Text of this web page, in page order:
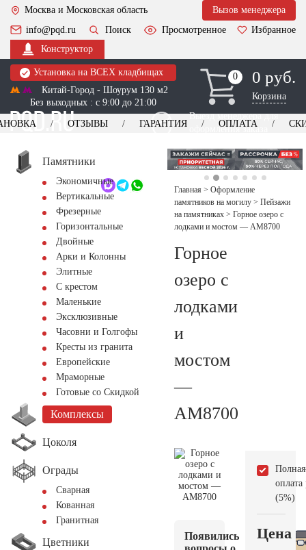
Москва и Московская область
Вызов менеджера
info@pqd.ru
Поиск Просмотренное
Избранное
Конструктор
Установка на ВСЕХ кладбищах
Китай-Город - Шоурум 130 м2
Без выходных : с 9:00 до 21:00
0
0 0 руб.
Корзина
Выезд менеджера для
оформления заказа
+7 (495) 518-44-23
Обратный звонок
ОТЗЫВЫ ГАРАНТИЯ ОПЛАТА
Памятники
Экономичные
Вертикальные
Фрезерные
Горизонтальные
Двойные
Арки и Колонны
Элитные
С крестом
Маленькие
Эксклюзивные
Часовни и Голгофы
Кресты из гранита
Европейские
Мраморные
Готовые со Скидкой
Комплексы
Цоколя
Ограды
Сварная
Кованная
Гранитная
Цветники
Главная > Оформление
памятников на могилу > Пейзажи
на памятниках > Горное озеро с
лодками и мостом — AM8700
Горное
озеро с
лодками
и
мостом
—
AM8700
Появились
Полная
оплата
(5%)
Цена